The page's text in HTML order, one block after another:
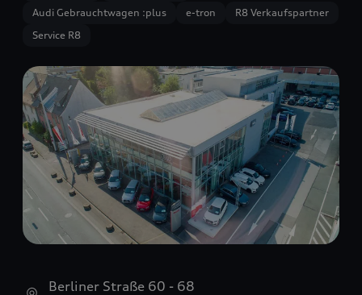
Audi Gebrauchtwagen :plus
e-tron
R8 Verkaufspartner
Service R8
Berliner Straße 60 - 68